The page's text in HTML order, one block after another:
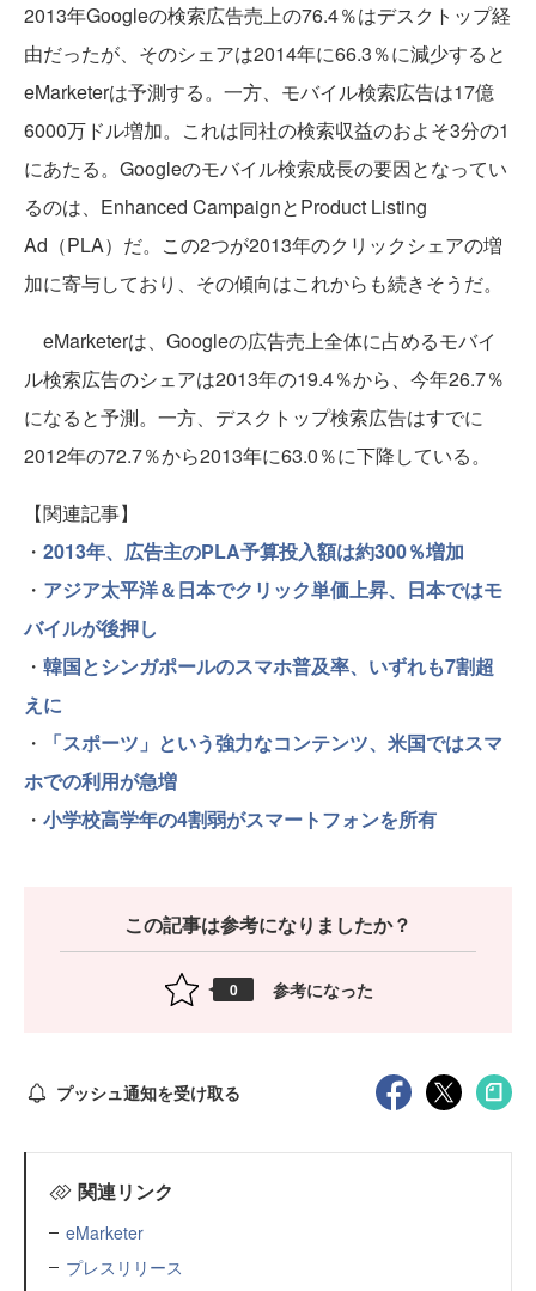
2013年Googleの検索広告売上の76.4％はデスクトップ経
由だったが、そのシェアは2014年に66.3％に減少すると
eMarketerは予測する。一方、モバイル検索広告は17億
6000万ドル増加。これは同社の検索収益のおよそ3分の1
にあたる。Googleのモバイル検索成長の要因となってい
るのは、Enhanced CampaignとProduct Listing
Ad（PLA）だ。この2つが2013年のクリックシェアの増
加に寄与しており、その傾向はこれからも続きそうだ。
eMarketerは、Googleの広告売上全体に占めるモバイ
ル検索広告のシェアは2013年の19.4％から、今年26.7％
になると予測。一方、デスクトップ検索広告はすでに
2012年の72.7％から2013年に63.0％に下降している。
【関連記事】
・ 2013年、広告主のPLA予算投入額は約300％増加
・ アジア太平洋＆日本でクリック単価上昇、日本ではモ
バイルが後押し
・ 韓国とシンガポールのスマホ普及率、いずれも7割超
えに
・
「スポーツ」という強力なコンテンツ、米国ではスマ
ホでの利用が急増
・ 小学校高学年の4割弱がスマートフォンを所有
この記事は参考になりましたか？
0 参考になった
プッシュ通知を受け取る
関連リンク
eMarketer
プレスリリース